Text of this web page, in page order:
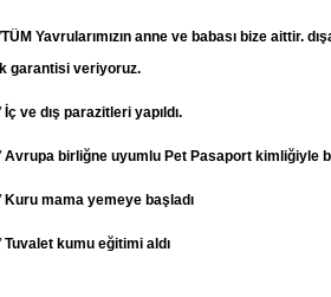
Yavrularımızın anne ve babası bize aittir.
garantisi veriyoruz.
İç ve dış parazitleri yapıldı.
Avrupa birliğne uyumlu Pet Pasaport kimliğiyle
Kuru mama yemeye başladı
Tuvalet kumu eğitimi aldı